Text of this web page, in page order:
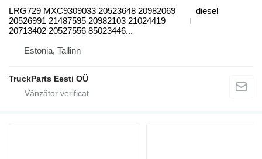
LRG729 MXC9309033 20523648 20982069
20526991 21487595 20982103 21024419
20713402 20527556 85023446...
diesel
Estonia, Tallinn
TruckParts Eesti OÜ